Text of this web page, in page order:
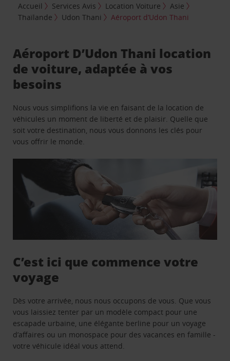
Accueil Services Avis Location Voiture
Asie
Thaïlande
Udon Thani Aéroport d’Udon Thani
Aéroport D’Udon Thani location
de voiture, adaptée à vos
besoins
Nous vous simplifions la vie en faisant de la location de
véhicules un moment de liberté et de plaisir. Quelle que
soit votre destination, nous vous donnons les clés pour
vous offrir le monde.
C’est ici que commence votre
voyage
Dès votre arrivée, nous nous occupons de vous. Que vous
vous laissiez tenter par un modèle compact pour une
escapade urbaine, une élégante berline pour un voyage
d’affaires ou un monospace pour des vacances en famille -
votre véhicule idéal vous attend.